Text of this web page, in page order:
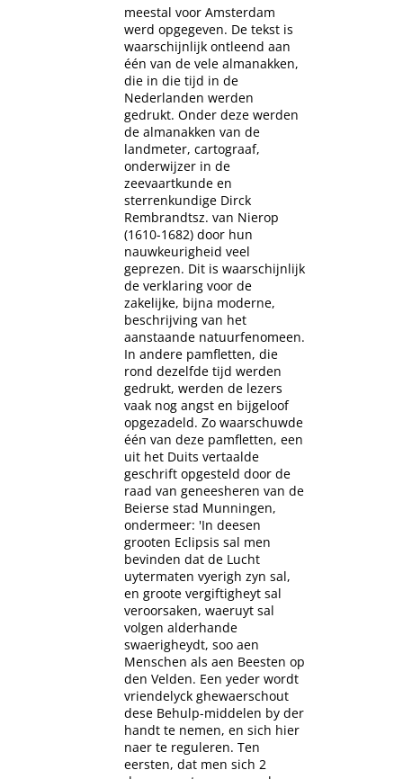
meestal voor Amsterdam
werd opgegeven. De tekst is
waarschijnlijk ontleend aan
één van de vele almanakken,
die in die tijd in de
Nederlanden werden
gedrukt. Onder deze werden
de almanakken van de
landmeter, cartograaf,
onderwijzer in de
zeevaartkunde en
sterrenkundige Dirck
Rembrandtsz. van Nierop
(1610-1682) door hun
nauwkeurigheid veel
geprezen. Dit is waarschijnlijk
de verklaring voor de
zakelijke, bijna moderne,
beschrijving van het
aanstaande natuurfenomeen.
In andere pamfletten, die
rond dezelfde tijd werden
gedrukt, werden de lezers
vaak nog angst en bijgeloof
opgezadeld. Zo waarschuwde
één van deze pamfletten, een
uit het Duits vertaalde
geschrift opgesteld door de
raad van geneesheren van de
Beierse stad Munningen,
ondermeer: 'In deesen
grooten Eclipsis sal men
bevinden dat de Lucht
uytermaten vyerigh zyn sal,
en groote vergiftigheyt sal
veroorsaken, waeruyt sal
volgen alderhande
swaerigheydt, soo aen
Menschen als aen Beesten op
den Velden. Een yeder wordt
vriendelyck ghewaerschout
dese Behulp-middelen by der
handt te nemen, en sich hier
naer te reguleren. Ten
eersten, dat men sich 2